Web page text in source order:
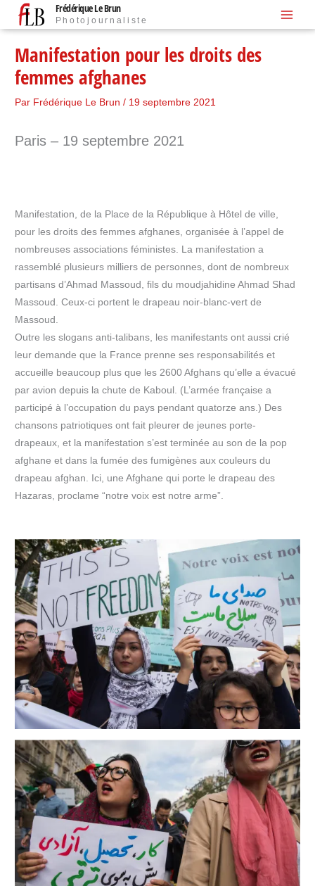
Frédérique Le Brun
Photojournaliste
Manifestation pour les droits des
femmes afghanes
Par Frédérique Le Brun/ 19 septembre 2021
Paris – 19 septembre 2021
Manifestation, de la Place de la République à Hôtel de ville,
pour les droits des femmes afghanes, organisée à l’appel de
nombreuses associations féministes. La manifestation a
rassemblé plusieurs milliers de personnes, dont de nombreux
partisans d’Ahmad Massoud, fils du moudjahidine Ahmad Shad
Massoud. Ceux-ci portent le drapeau noir-blanc-vert de
Massoud.
Outre les slogans anti-talibans, les manifestants ont aussi crié
leur demande que la France prenne ses responsabilités et
accueille beaucoup plus que les 2600 Afghans qu’elle a évacué
par avion depuis la chute de Kaboul. (L’armée française a
participé à l’occupation du pays pendant quatorze ans.) Des
chansons patriotiques ont fait pleurer de jeunes porte-
drapeaux, et la manifestation s’est terminée au son de la pop
afghane et dans la fumée des fumigènes aux couleurs du
drapeau afghan. Ici, une Afghane qui porte le drapeau des
Hazaras, proclame “notre voix est notre arme”.